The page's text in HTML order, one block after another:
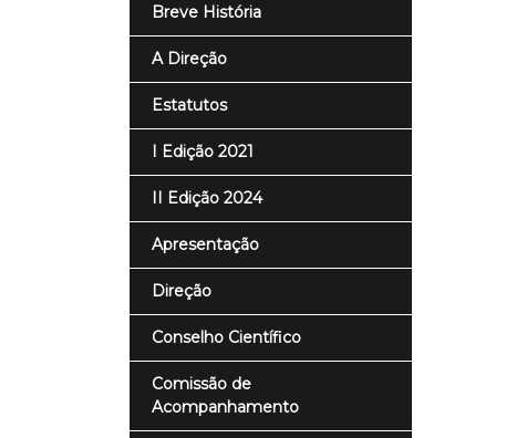
Breve História
A Direção
Estatutos
I Edição 2021
II Edição 2024
Apresentação
Direção
Conselho Científico
Comissão de
Acompanhamento